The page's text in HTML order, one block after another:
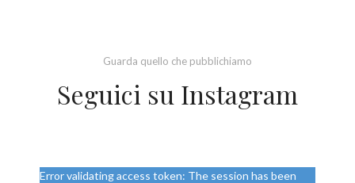
Guarda quello che pubblichiamo
Seguici su Instagram
Error validating access token: The session has been